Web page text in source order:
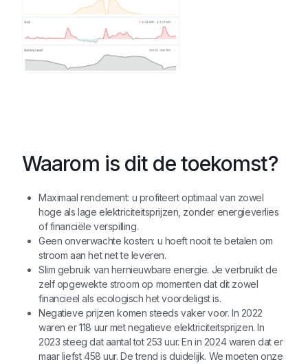
Waarom is dit de toekomst?
Maximaal rendement: u profiteert optimaal van zowel
hoge als lage elektriciteitsprijzen, zonder energieverlies
of financiële verspilling.
Geen onverwachte kosten: u hoeft nooit te betalen om
stroom aan het net te leveren.
Slim gebruik van hernieuwbare energie. Je verbruikt de
zelf opgewekte stroom op momenten dat dit zowel
financieel als ecologisch het voordeligst is.
Negatieve prijzen komen steeds vaker voor. In 2022
waren er 118 uur met negatieve elektriciteitsprijzen. In
2023 steeg dat aantal tot 253 uur. En in 2024 waren dat er
maar liefst 458 uur. De trend is duidelijk. We moeten onze